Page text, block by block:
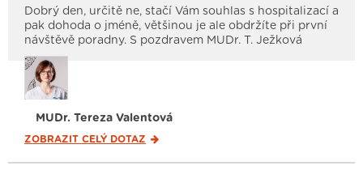
Dobrý den, určitě ne, stačí Vám souhlas s hospitalizací a
pak dohoda o jméně, většinou je ale obdržíte při první
návštěvě poradny. S pozdravem MUDr. T. Ježková
MUDr. Tereza Valentová
ZOBRAZIT CELÝ DOTAZ